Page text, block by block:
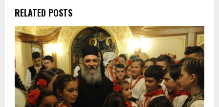
RELATED POSTS